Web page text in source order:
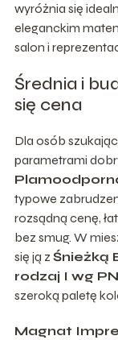
wyróżnia się
eleganckim
salon i
Średnia i
się cena
Dla osób
parametrami
typowe
rozsądną cenę,
bez smug. W
się ją z Śnieżką
rodzaj I wg
szeroką paletę
Magnat